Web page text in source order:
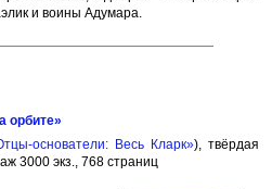
и воины Адумара.
орбите»
основатели: Весь Кларк»), твёрдая
3000 экз., 768 страниц